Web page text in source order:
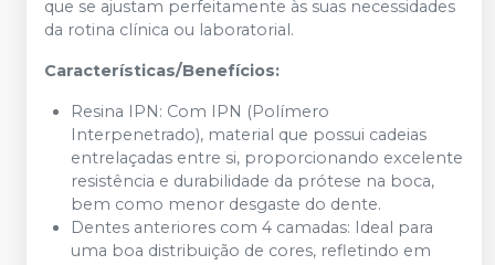
que se ajustam perfeitamente às suas necessidades
da rotina clínica ou laboratorial.
Características/Benefícios:
Resina IPN: Com IPN (Polímero
Interpenetrado), material que possui cadeias
entrelaçadas entre si, proporcionando excelente
resistência e durabilidade da prótese na boca,
bem como menor desgaste do dente.
Dentes anteriores com 4 camadas: Ideal para
uma boa distribuição de cores, refletindo em